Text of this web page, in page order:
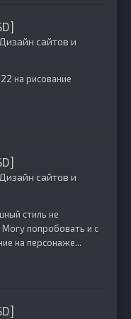
Дизайн сайтов и
на рисование
Дизайн сайтов и
стиль не
Могу попробовать и с
на персонаже...